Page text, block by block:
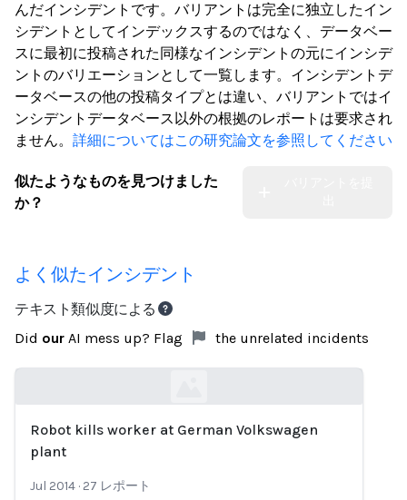
んだインシデントです。バリアントは完全に独立したイン
シデントとしてインデックスするのではなく、データベー
スに最初に投稿された同様なインシデントの元にインシデ
ントのバリエーションとして一覧します。インシデントデ
ータベースの他の投稿タイプとは違い、バリアントではイ
ンシデントデータベース以外の根拠のレポートは要求され
ません。 詳細についてはこの研究論文を参照してください
似たようなものを見つけました
か？
よく似たインシデント
テキスト類似度による
Did our AI mess up? Flag the unrelated incidents
Loading...
Robot kills worker at German Volkswagen
plant
Jul 2014 · 27 レポート